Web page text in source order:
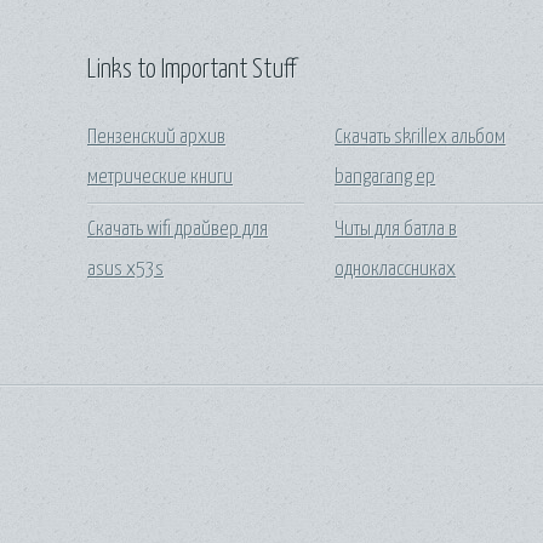
Links to Important Stuff
Пензенский архив
метрические книги
Скачать wifi драйвер для
asus x53s
Скачать skrillex альбом
bangarang ep
Читы для батла в
одноклассниках